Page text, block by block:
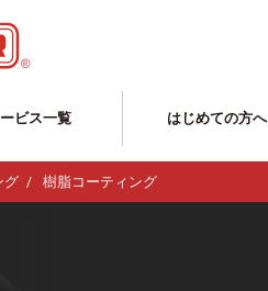
ビス一覧 はじめての方へ
グ 樹脂コーティング